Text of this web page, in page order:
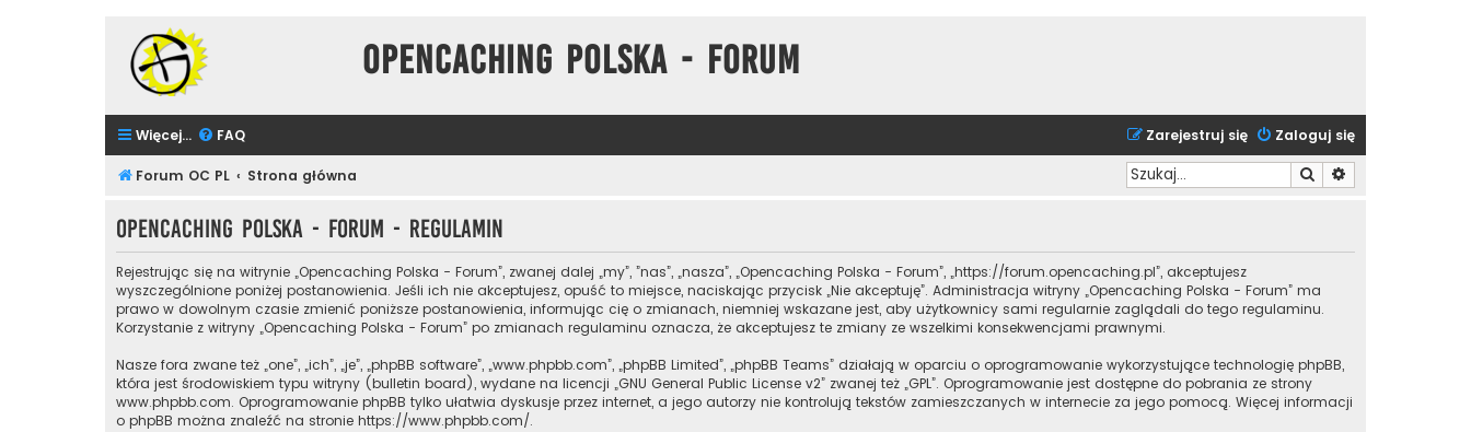
Opencaching Polska - Forum
Więcej… FAQ Zaloguj się
Zarejestruj się
Forum OC PL Strona główna Szukaj
Opencaching Polska - Forum - Regulamin
Rejestrując się na witrynie „Opencaching Polska - Forum”, zwanej dalej „my”, ”nas”, „nasza”, „Opencaching Polska - Forum”, „https://forum.opencaching.pl”, akceptujesz
wyszczególnione poniżej postanowienia. Jeśli ich nie akceptujesz, opuść to miejsce, naciskając przycisk „Nie akceptuję”. Administracja witryny „Opencaching Polska - Forum” ma
prawo w dowolnym czasie zmienić poniższe postanowienia, informując cię o zmianach, niemniej wskazane jest, aby użytkownicy sami regularnie zaglądali do tego regulaminu.
Korzystanie z witryny „Opencaching Polska - Forum” po zmianach regulaminu oznacza, że akceptujesz te zmiany ze wszelkimi konsekwencjami prawnymi.
Nasze fora zwane też „one”, „ich”, „je”, „phpBB software”, „www.phpbb.com”, „phpBB Limited”, „phpBB Teams” działają w oparciu o oprogramowanie wykorzystujące technologię phpBB,
która jest środowiskiem typu witryny (bulletin board), wydane na licencji „GNU General Public License v2” zwanej też „GPL”. Oprogramowanie jest dostępne do pobrania ze strony
www.phpbb.com. Oprogramowanie phpBB tylko ułatwia dyskusje przez internet, a jego autorzy nie kontrolują tekstów zamieszczanych w internecie za jego pomocą. Więcej informacji
o phpBB można znaleźć na stronie https://www.phpbb.com/.